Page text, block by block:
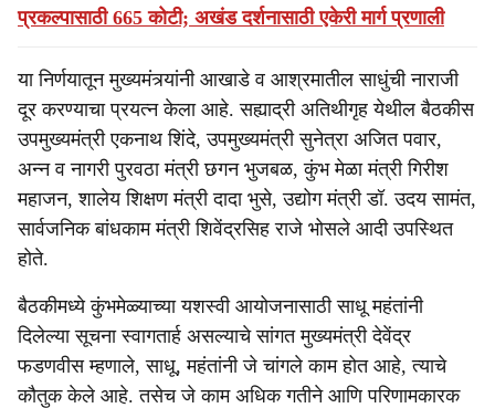
प्रकल्पासाठी 665 कोटी; अखंड दर्शनासाठी एकेरी मार्ग प्रणाली
या निर्णयातून मुख्यमंत्र्यांनी आखाडे व आश्रमातील साधुंची नाराजी
दूर करण्याचा प्रयत्न केला आहे. सह्याद्री अतिथीगृह येथील बैठकीस
उपमुख्यमंत्री एकनाथ शिंदे, उपमुख्यमंत्री सुनेत्रा अजित पवार,
अन्न व नागरी पुरवठा मंत्री छगन भुजबळ, कुंभ मेळा मंत्री गिरीश
महाजन, शालेय शिक्षण मंत्री दादा भुसे, उद्योग मंत्री डॉ. उदय सामंत,
सार्वजनिक बांधकाम मंत्री शिवेंद्रसिह राजे भोसले आदी उपस्थित
होते.
बैठकीमध्ये कुंभमेळ्याच्या यशस्वी आयोजनासाठी साधू महंतांनी
दिलेल्या सूचना स्वागतार्ह असल्याचे सांगत मुख्यमंत्री देवेंद्र
फडणवीस म्हणाले, साधू, महंतांनी जे चांगले काम होत आहे, त्याचे
कौतुक केले आहे. तसेच जे काम अधिक गतीने आणि परिणामकारक